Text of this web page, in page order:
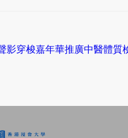
影穿梭嘉年華推廣中醫體質